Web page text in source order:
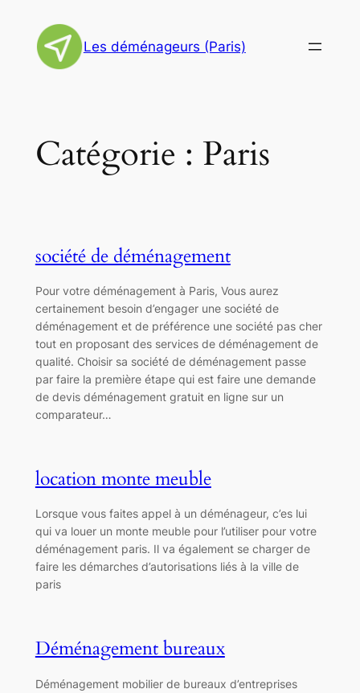
contenu
Les déménageurs (Paris)
Catégorie : Paris
société de déménagement
Pour votre déménagement à Paris, Vous aurez
certainement besoin d’engager une société de
déménagement et de préférence une société pas cher
tout en proposant des services de déménagement de
qualité. Choisir sa société de déménagement passe
par faire la première étape qui est faire une demande
de devis déménagement gratuit en ligne sur un
comparateur…
location monte meuble
Lorsque vous faites appel à un déménageur, c’es lui
qui va louer un monte meuble pour l’utiliser pour votre
déménagement paris. Il va également se charger de
faire les démarches d’autorisations liés à la ville de
paris
Déménagement bureaux
Déménagement mobilier de bureaux d’entreprises